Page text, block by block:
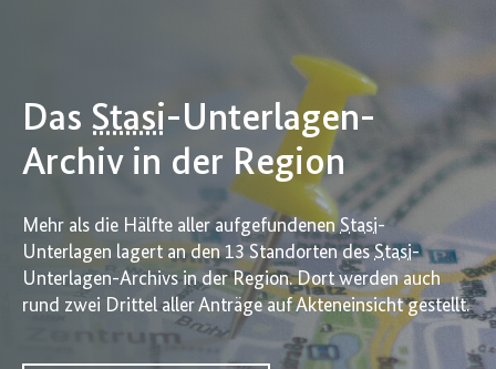
Das Stasi-Unterlagen-
Archiv in der Region
Mehr als die Hälfte aller aufgefundenenStasi-
Unterlagen lagert an den 13 Standorten desStasi-
Unterlagen-Archivs in der Region. Dort werden auch
rund zwei Drittel aller Anträge auf Akteneinsicht gestellt.